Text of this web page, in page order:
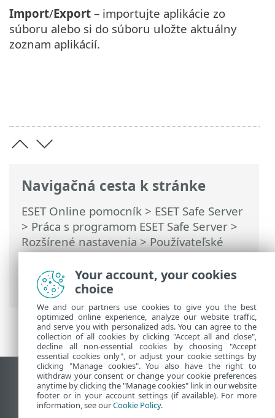
Navigačná cesta k stránke
ESET Online pomocník > ESET Safe Server
> Práca s programom ESET Safe Server >
Rozšírené nastavenia>Používateľské
rozhranie>Prezentačný režim>
Aplikácie vylúčené z prezentačného
režimu
Import/Export – importujte aplikácie zo
súboru alebo si do súboru uložte aktuálny
zoznam aplikácií.
Zobraziť stránku ako na počítači
End of Life
Databáza znalostí ESET
Your account, your cookies
choice
We and our partners use cookies to give you the best
optimized online experience, analyze our website traffic,
and serve you with personalized ads. You can agree to the
collection of all cookies by clicking "Accept all and close",
decline all non-essential cookies by choosing "Accept
essential cookies only", or adjust your cookie settings by
clicking "Manage cookies". You also have the right to
withdraw your consent or change your cookie preferences
anytime by clicking the "Manage cookies" link in our website
footer or in your account settings (if available). For more
information, see ourCookie Policy.